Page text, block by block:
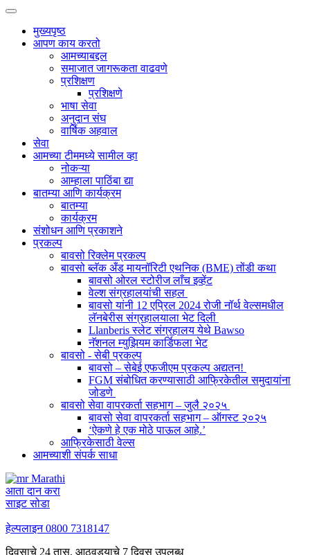
मुख्यपृष्ठ
आपण काय करतो
आमच्याबद्दल
समाजात जागरूकता वाढवणे
प्रशिक्षण
प्रशिक्षणे
भाषा सेवा
अनुदान संघ
वार्षिक अहवाल
सेवा
आमच्या टीममध्ये सामील व्हा
नोकऱ्या
आम्हाला पाठिंबा द्या
बातम्या आणि कार्यक्रम
बातम्या
कार्यक्रम
संशोधन आणि प्रकाशने
प्रकल्प
बावसो रिक्लेम प्रकल्प
बावसो ब्लॅक अँड मायनॉरिटी एथनिक (BME) तोंडी कथा
बावसो ओरल स्टोरीज लाँच इव्हेंट
वेल्श संग्रहालयांची सहल
बावसो यांनी 12 एप्रिल 2024 रोजी नॉर्थ वेल्समधील
लॅनबेरीस संग्रहालयाला भेट दिली
Llanberis स्लेट संग्रहालय येथे Bawso
नॅशनल म्युझियम कार्डिफला भेट
बावसो - सेबी प्रकल्प
बावसो – सेबेई एफजीएम प्रकल्प अद्यतन!
FGM संबोधित करण्यासाठी आफ्रिकेतील समुदायांना
जोडणे
बावसो सेवा वापरकर्ता सहभाग – जुलै २०२५
बावसो सेवा वापरकर्ता सहभाग – ऑगस्ट २०२५
‘ऐकणे हे एक मोठे पाऊल आहे.’
आफ्रिकेसाठी वेल्स
आमच्याशी संपर्क साधा
Marathi
आता दान करा
साइट सोडा
हेल्पलाइन0800 7318147
दिवसाचे 24 तास, आठवड्याचे 7 दिवस उपलब्ध